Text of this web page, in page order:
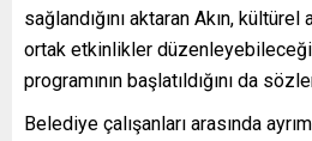
sağlandığını aktaran Akın,
ortak etkinlikler düzenleyebileceği
programının başlatıldığını da
Belediye çalışanları arasında